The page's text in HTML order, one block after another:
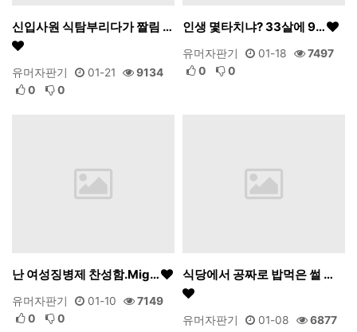
신입사원 식탐부리다가 짤림 …
유머자판기 01-21
9134
0
0
인생 몇타치냐? 33살에 9…
유머자판기 01-18
7497
0
0
난 여성징병제 찬성함.Mig…
유머자판기 01-10
7149
0
0
식당에서 공짜로 밥먹은 썰 …
유머자판기 01-08
6877